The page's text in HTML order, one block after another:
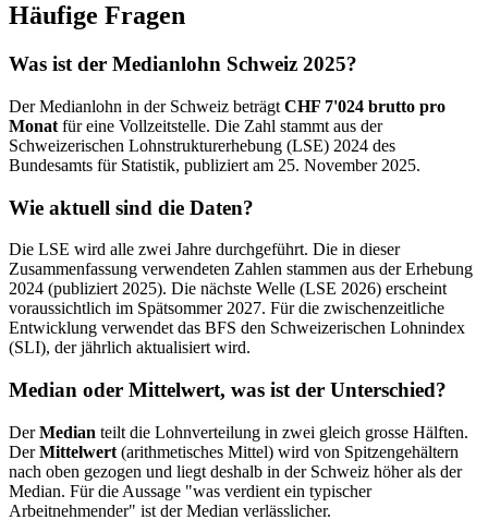
Häufige Fragen
Was ist der Medianlohn Schweiz 2025?
Der Medianlohn in der Schweiz beträgt CHF 7'024 brutto pro
Monat für eine Vollzeitstelle. Die Zahl stammt aus der
Schweizerischen Lohnstrukturerhebung (LSE) 2024 des
Bundesamts für Statistik, publiziert am 25. November 2025.
Wie aktuell sind die Daten?
Die LSE wird alle zwei Jahre durchgeführt. Die in dieser
Zusammenfassung verwendeten Zahlen stammen aus der Erhebung
2024 (publiziert 2025). Die nächste Welle (LSE 2026) erscheint
voraussichtlich im Spätsommer 2027. Für die zwischenzeitliche
Entwicklung verwendet das BFS den Schweizerischen Lohnindex
(SLI), der jährlich aktualisiert wird.
Median oder Mittelwert, was ist der Unterschied?
DerMedian teilt die Lohnverteilung in zwei gleich grosse Hälften.
DerMittelwert (arithmetisches Mittel) wird von Spitzengehältern
nach oben gezogen und liegt deshalb in der Schweiz höher als der
Median. Für die Aussage "was verdient ein typischer
Arbeitnehmender" ist der Median verlässlicher.